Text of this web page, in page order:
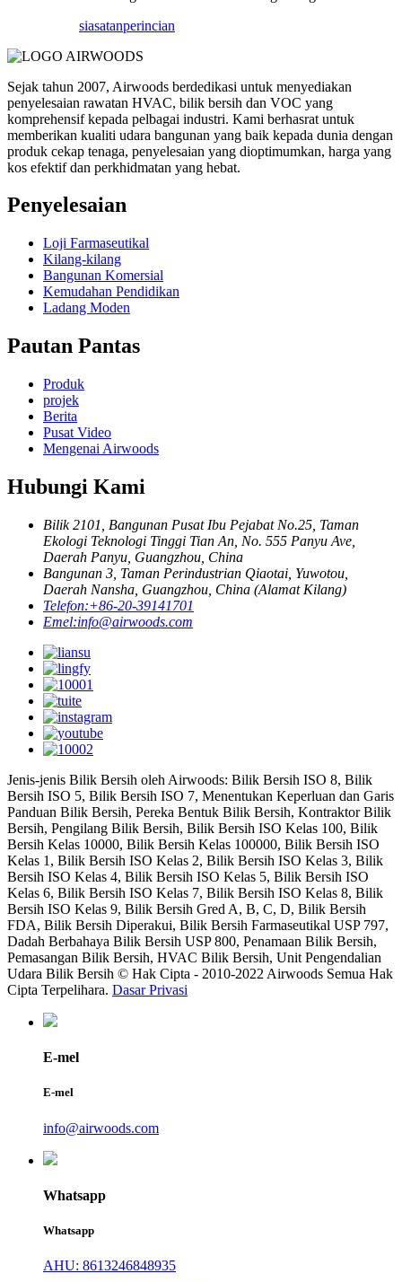
siasatanperincian
Sejak tahun 2007, Airwoods berdedikasi untuk menyediakan
penyelesaian rawatan HVAC, bilik bersih dan VOC yang
komprehensif kepada pelbagai industri. Kami berhasrat untuk
memberikan kualiti udara bangunan yang baik kepada dunia dengan
produk cekap tenaga, penyelesaian yang dioptimumkan, harga yang
kos efektif dan perkhidmatan yang hebat.
Penyelesaian
Loji Farmaseutikal
Kilang-kilang
Bangunan Komersial
Kemudahan Pendidikan
Ladang Moden
Pautan Pantas
Produk
projek
Berita
Pusat Video
Mengenai Airwoods
Hubungi Kami
Bilik 2101, Bangunan Pusat Ibu Pejabat No.25, Taman
Ekologi Teknologi Tinggi Tian An, No. 555 Panyu Ave,
Daerah Panyu, Guangzhou, China
Bangunan 3, Taman Perindustrian Qiaotai, Yuwotou,
Daerah Nansha, Guangzhou, China (Alamat Kilang)
Telefon:+86-20-39141701
Emel:info@airwoods.com
Jenis-jenis Bilik Bersih oleh Airwoods: Bilik Bersih ISO 8, Bilik
Bersih ISO 5, Bilik Bersih ISO 7, Menentukan Keperluan dan Garis
Panduan Bilik Bersih, Pereka Bentuk Bilik Bersih, Kontraktor Bilik
Bersih, Pengilang Bilik Bersih, Bilik Bersih ISO Kelas 100, Bilik
Bersih Kelas 10000, Bilik Bersih Kelas 100000, Bilik Bersih ISO
Kelas 1, Bilik Bersih ISO Kelas 2, Bilik Bersih ISO Kelas 3, Bilik
Bersih ISO Kelas 4, Bilik Bersih ISO Kelas 5, Bilik Bersih ISO
Kelas 6, Bilik Bersih ISO Kelas 7, Bilik Bersih ISO Kelas 8, Bilik
Bersih ISO Kelas 9, Bilik Bersih Gred A, B, C, D, Bilik Bersih
FDA, Bilik Bersih Diperakui, Bilik Bersih Farmaseutikal USP 797,
Dadah Berbahaya Bilik Bersih USP 800, Penamaan Bilik Bersih,
Pemasangan Bilik Bersih, HVAC Bilik Bersih, Unit Pengendalian
Udara Bilik Bersih © Hak Cipta - 2010-2022 Airwoods Semua Hak
Cipta Terpelihara. Dasar Privasi
E-mel
E-mel
info@airwoods.com
Whatsapp
Whatsapp
AHU: 8613246848935